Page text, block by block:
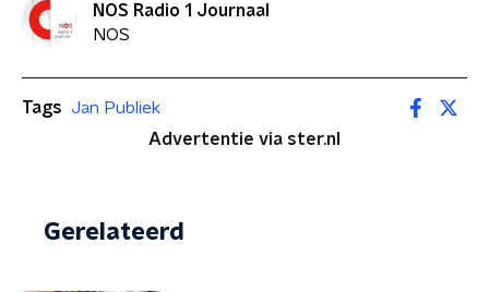
NOS Radio 1 Journaal
NOS
Tags Jan Publiek
Advertentie via ster.nl
Gerelateerd